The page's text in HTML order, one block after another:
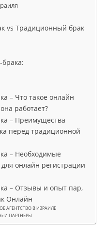
vs Традиционный брак
– Что такое онлайн
работает?
– Преимущества
перед традиционной
– Необходимые
онлайн регистрации
– Отзывы и опыт пар,
Онлайн
АГЕНТСТВО В ИЗРАИЛЕ
И ПАРТНЕРЫ